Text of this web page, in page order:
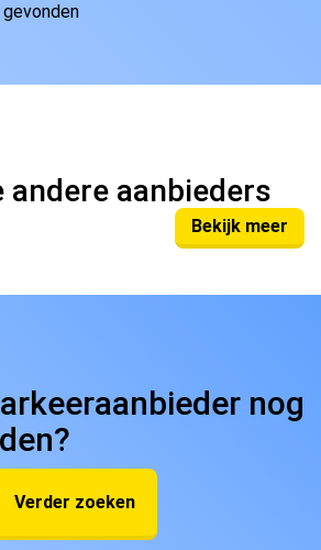
andere aanbieders
Bekijk meer
nog
Verder zoeken